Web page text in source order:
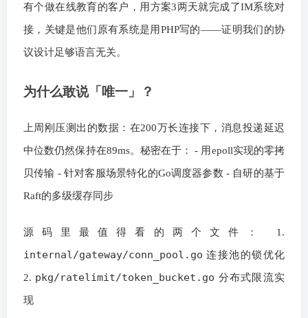
有个做在线教育的客户，用方案3两天就完成了IM系统对
接，关键是他们原有系统是用PHP写的——证明我们的协
议设计足够语言无关。
为什么敢说「唯一」？
上周刚压测出的数据：在200万长连接下，消息投递延迟
中位数仍然保持在89ms。秘密在于： - 用epoll实现的零拷
贝传输 - 针对客服场景特化的Go调度器参数 - 自研的基于
Raft的多级缓存同步
源码里最值得看的两个文件： 1.
internal/gateway/conn_pool.go 连接池的锁优化
2. pkg/ratelimit/token_bucket.go 分布式限流实
现